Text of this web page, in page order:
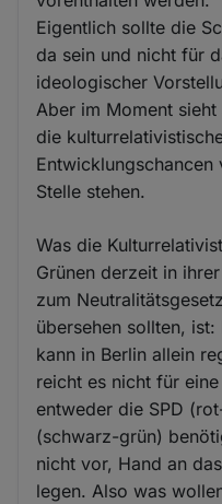
Eigentlich sollte die
da sein und nicht für
ideologischer
Aber im Moment
die
Stelle stehen.
Was die
Grünen derzeit in
zum
übersehen sollten,
kann in Berlin allein
reicht es nicht für
entweder die SPD
(schwarz-grün)
nicht vor, Hand an
legen. Also was